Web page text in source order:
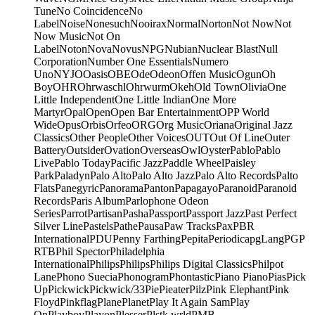
TuneNo CoincidenceNo
LabelNoiseNonesuchNooiraxNormalNortonNot NowNot
Now MusicNot On
LabelNotonNovaNovusNPGNubianNuclear BlastNull
CorporationNumber One EssentialsNumero
UnoNYJOOasisOBEOdeOdeonOffen MusicOgunOh
BoyOHROhrwaschlOhrwurmOkehOld TownOliviaOne
Little IndependentOne Little IndianOne More
MartyrOpalOpenOpen Bar EntertainmentOPP World
WideOpusOrbisOrfeoORGOrg MusicOrianaOriginal Jazz
ClassicsOther PeopleOther VoicesOUTOut Of LineOuter
BatteryOutsiderOvationOverseasOwlOysterPabloPablo
LivePablo TodayPacific JazzPaddle WheelPaisley
ParkPaladynPalo AltoPalo Alto JazzPalo Alto RecordsPalto
FlatsPanegyricPanoramaPantonPapagayoParanoidParanoid
RecordsParis AlbumParlophone Odeon
SeriesParrotPartisanPashaPassportPassport JazzPast Perfect
Silver LinePastelsPathePausaPaw TracksPaxPBR
InternationalPDUPenny FarthingPepitaPeriodicapgLangPGP
RTBPhil SpectorPhiladelphia
InternationalPhilipsPhilipsPhilips Digital ClassicsPhilpot
LanePhono SueciaPhonogramPhontasticPiano PianoPiasPick
UpPickwickPickwick/33PiePieaterPilzPink ElephantPink
FloydPinkflagPlanePlanetPlay It Again SamPlay